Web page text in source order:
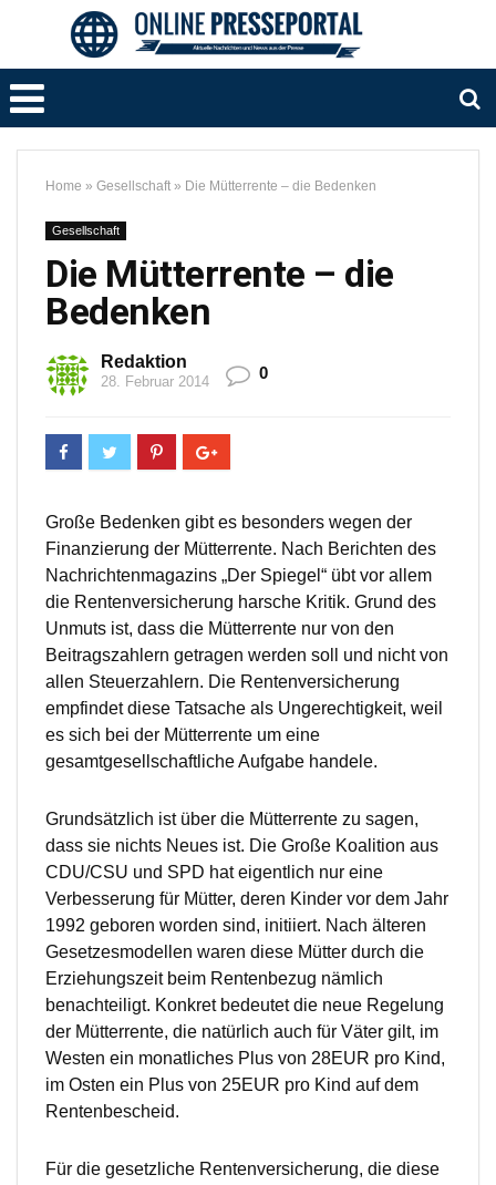
Home » Gesellschaft » Die Mütterrente – die Bedenken
Gesellschaft
Die Mütterrente – die
Bedenken
Redaktion
28. Februar 2014 0
Große Bedenken gibt es besonders wegen der
Finanzierung der Mütterrente. Nach Berichten des
Nachrichtenmagazins „Der Spiegel“ übt vor allem
die Rentenversicherung harsche Kritik. Grund des
Unmuts ist, dass die Mütterrente nur von den
Beitragszahlern getragen werden soll und nicht von
allen Steuerzahlern. Die Rentenversicherung
empfindet diese Tatsache als Ungerechtigkeit, weil
es sich bei der Mütterrente um eine
gesamtgesellschaftliche Aufgabe handele.
Grundsätzlich ist über die Mütterrente zu sagen,
dass sie nichts Neues ist. Die Große Koalition aus
CDU/CSU und SPD hat eigentlich nur eine
Verbesserung für Mütter, deren Kinder vor dem Jahr
1992 geboren worden sind, initiiert. Nach älteren
Gesetzesmodellen waren diese Mütter durch die
Erziehungszeit beim Rentenbezug nämlich
benachteiligt. Konkret bedeutet die neue Regelung
der Mütterrente, die natürlich auch für Väter gilt, im
Westen ein monatliches Plus von 28EUR pro Kind,
im Osten ein Plus von 25EUR pro Kind auf dem
Rentenbescheid.
Für die gesetzliche Rentenversicherung, die diese